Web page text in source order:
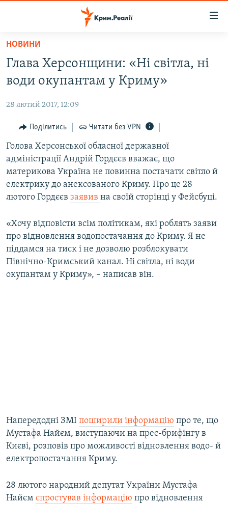
Перейти
основного
матеріалу
до
навігації
Перейти
до
пошуку
ВІДЕО ТА ФОТО
ПОЛІТИКА
БЛОГИ
ПОГЛЯД
ІНТЕРВ'Ю
ВСЕ ЗА ДЕНЬ
СПЕЦПРОЕКТИ
ДЕПОРТАЦІЯ
ВІДЕОУРОКИ «ELIFBE»
УКРАЇНСЬКА ПРОБЛЕМА КРИМУ
ЯК ОБІЙТИ БЛОКУВАННЯ
Русский
Qırımtatar
НОВИНИ
Глава Херсонщини: «Ні світла, ні
води окупантам у Криму»
28 лютий 2017, 12:09
Поділитись Читати без VPN
Голова Херсонської обласної державної
адміністрації Андрій Гордєєв вважає, що
материкова Україна не повинна постачати світло й
електрику до анексованого Криму. Про це 28
лютого Гордєєв заявив на своїй сторінці у Фейсбуці.
«Хочу відповісти всім політикам, які роблять заяви
про відновлення водопостачання до Криму. Я не
піддамся на тиск і не дозволю розблокувати
Північно-Кримський канал. Ні світла, ні води
окупантам у Криму», – написав він.
Напередодні ЗМІ поширили інформацію про те, що
Мустафа Найєм, виступаючи на прес-брифінгу в
Києві, розповів про можливості відновлення водо- й
електропостачання Криму.
28 лютого народний депутат України Мустафа
Найєм спростував інформацію про відновлення